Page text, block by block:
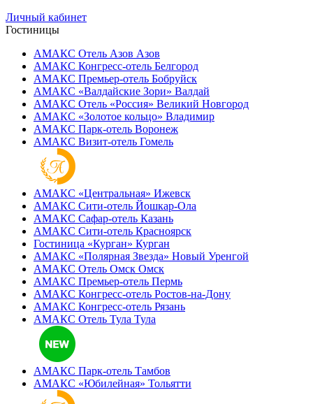
Личный кабинет
Гостиницы
АМАКС Отель ‎Азов Азов
АМАКС Конгресс-отель Белгород
АМАКС Премьер-отель Бобруйск
АМАКС «‎Валдайские Зори» Валдай
АМАКС Отель «‎Россия» Великий Новгород
АМАКС «‎Золотое кольцо» Владимир
АМАКС Парк-отель Воронеж
АМАКС Визит-отель Гомель
АМАКС «‎Центральная» Ижевск
АМАКС Сити-отель Йошкар-Ола
АМАКС Сафар-отель Казань
АМАКС Сити-отель Красноярск
Гостиница «‎Курган» Курган
АМАКС «Полярная Звезда» Новый Уренгой
АМАКС Отель ‎Омск Омск
АМАКС Премьер-отель Пермь
АМАКС Конгресс-отель Ростов-на-Дону
АМАКС Конгресс-отель Рязань
АМАКС Отель Тула Тула
АМАКС Парк-отель Тамбов
АМАКС «‎Юбилейная» Тольятти